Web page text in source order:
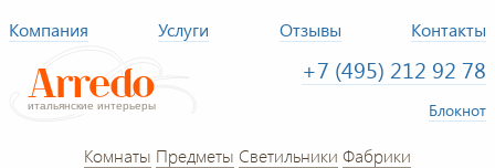
Компания Услуги Отзывы Контакты
+7 (495) 212 92 78
Блокнот
Комнаты Предметы Светильники Фабрики